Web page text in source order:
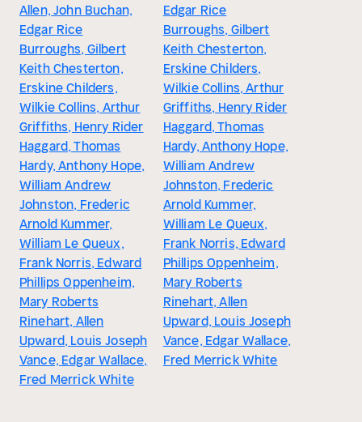
Allen, John Buchan,
Edgar Rice
Burroughs, Gilbert
Keith Chesterton,
Erskine Childers,
Wilkie Collins, Arthur
Griffiths, Henry Rider
Haggard, Thomas
Hardy, Anthony Hope,
William Andrew
Johnston, Frederic
Arnold Kummer,
William Le Queux,
Frank Norris, Edward
Phillips Oppenheim,
Mary Roberts
Rinehart, Allen
Upward, Louis Joseph
Vance, Edgar Wallace,
Fred Merrick White
Edgar Rice
Burroughs, Gilbert
Keith Chesterton,
Erskine Childers,
Wilkie Collins, Arthur
Griffiths, Henry Rider
Haggard, Thomas
Hardy, Anthony Hope,
William Andrew
Johnston, Frederic
Arnold Kummer,
William Le Queux,
Frank Norris, Edward
Phillips Oppenheim,
Mary Roberts
Rinehart, Allen
Upward, Louis Joseph
Vance, Edgar Wallace,
Fred Merrick White